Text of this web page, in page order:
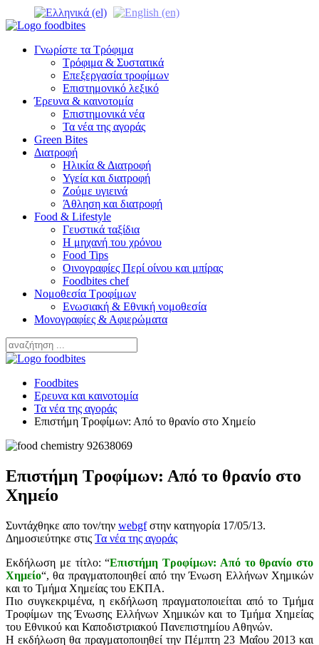
Γνωρίστε τα Τρόφιμα
Τρόφιμα & Συστατικά
Επεξεργασία τροφίμων
Επιστημονικό λεξικό
Έρευνα & καινοτομία
Επιστημονικά νέα
Τα νέα της αγοράς
Green Bites
Διατροφή
Ηλικία & Διατροφή
Υγεία και διατροφή
Ζούμε υγιεινά
Άθληση και διατροφή
Food & Lifestyle
Γευστικά ταξίδια
Η μηχανή του χρόνου
Food Tips
Οινογραφίες Περί οίνου και μπίρας
Foodbites chef
Νομοθεσία Τροφίμων
Ενωσιακή & Εθνική νομοθεσία
Μονογραφίες & Αφιερώματα
Foodbites
Ερευνα και καινοτομία
Τα νέα της αγοράς
Επιστήμη Τροφίμων: Από το θρανίο στο Χημείο
Επιστήμη Τροφίμων: Από το θρανίο στο
Χημείο
Συντάχθηκε απο τον/την webgfστην κατηγορία 17/05/13.
Δημοσιεύτηκε στις Τα νέα της αγοράς
Εκδήλωση με τίτλο: “Επιστήμη Τροφίμων: Από το θρανίο στο
Χημείο“, θα πραγματοποιηθεί από την Ένωση Ελλήνων Χημικών
και το Τμήμα Χημείας του ΕΚΠΑ.
Πιο συγκεκριμένα, η εκδήλωση πραγματοποιείται από το Τμήμα
Τροφίμων της Ένωσης Ελλήνων Χημικών και το Τμήμα Χημείας
του Εθνικού και Καποδιστριακού Πανεπιστημίου Αθηνών.
Η εκδήλωση θα πραγματοποιηθεί την Πέμπτη 23 Μαΐου 2013 και